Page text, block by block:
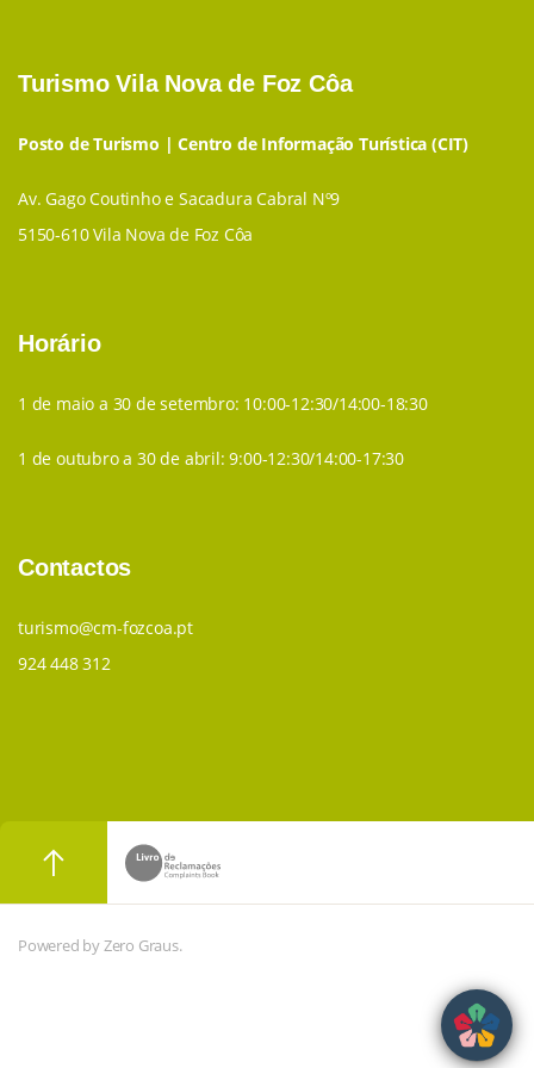
Turismo Vila Nova de Foz Côa
Posto de Turismo | Centro de Informação Turística (CIT)
Av. Gago Coutinho e Sacadura Cabral Nº9
5150-610 Vila Nova de Foz Côa
Horário
1 de maio a 30 de setembro: 10:00-12:30/14:00-18:30
1 de outubro a 30 de abril: 9:00-12:30/14:00-17:30
Contactos
turismo@cm-fozcoa.pt
924 448 312
Powered by Zero Graus.